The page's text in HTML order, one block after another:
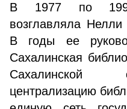
В 1977 по
возглавляла Нелли
В годы ее
Сахалинская
Сахалинской
централизацию